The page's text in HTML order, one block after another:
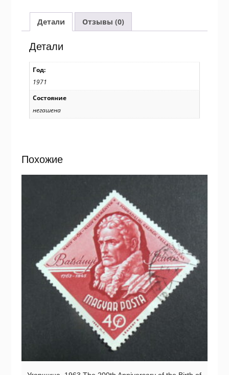
съезд
Коммунистической
партии
Украины
Used/19093
Детали Отзывы (0)
Детали
Год:
1971
Состояние
негашена
Похожие